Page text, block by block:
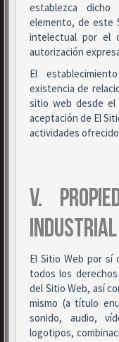
establezca
elemento, de este
intelectual por el
autorización
El
existencia de
sitio web desde el
aceptación de El
actividades
V.
INDUSTRIAL
El Sitio Web por sí
todos los
del Sitio Web, así
mismo (a título
sonido, audio,
logotipos,